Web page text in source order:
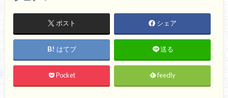
ポスト シェア
はてブ 送る
Pocket feedly